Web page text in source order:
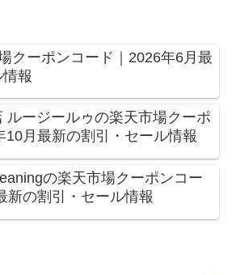
クーポンコード｜2026年6月最
報
ルージールゥの楽天市場クーポ
10月最新の割引・セール情報
の楽天市場クーポンコー
新の割引・セール情報